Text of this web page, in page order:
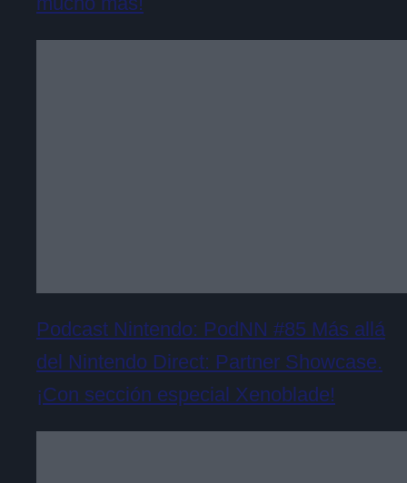
Podcast Nintendo: PodNN #85 Más allá
del Nintendo Direct: Partner Showcase.
¡Con sección especial Xenoblade!